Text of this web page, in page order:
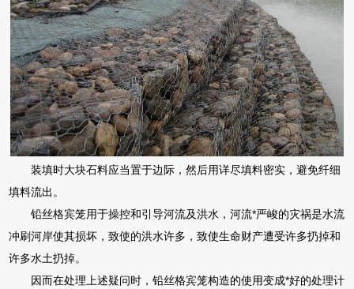
装填时大块石料应当置于边际，然后用详尽填料密实，避免纤细
填料流出。
铅丝格宾笼用于操控和引导河流及洪水，河流*严峻的灾祸是水流
冲刷河岸使其损坏，致使的洪水许多，致使生命财产遭受许多扔掉和
许多水土扔掉。
因而在处理上述疑问时，铅丝格宾笼构造的使用变成*好的处理计